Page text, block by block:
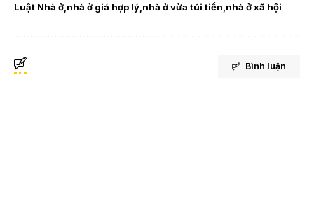
Luật Nhà ở nhà ở giá hợp lý nhà ở vừa túi tiền nhà ở xã hội
Bình luận